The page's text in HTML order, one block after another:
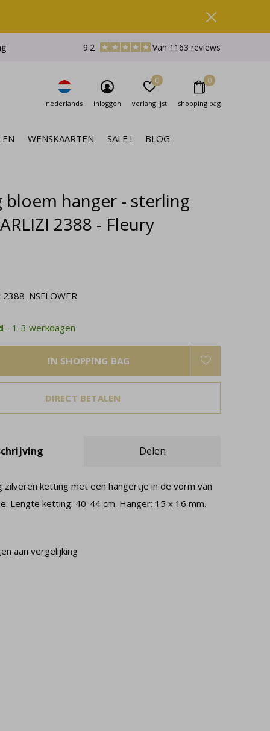
WENSKAARTEN SALE ! BLOG
nederlands inloggen verlanglijst
0
shopping bag
0
9.2 Van 1163 reviews
bloem hanger - sterling
2388 - Fleury
2388_NSFLOWER
- 1-3 werkdagen
IN SHOPPING BAG
DIRECT BETALEN
Delen
zilveren ketting met een hangertje in de vorm van
Lengte ketting: 40-44 cm. Hanger: 15 x 16 mm.
aan vergelijking